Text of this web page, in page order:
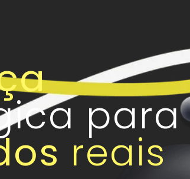
para
reais